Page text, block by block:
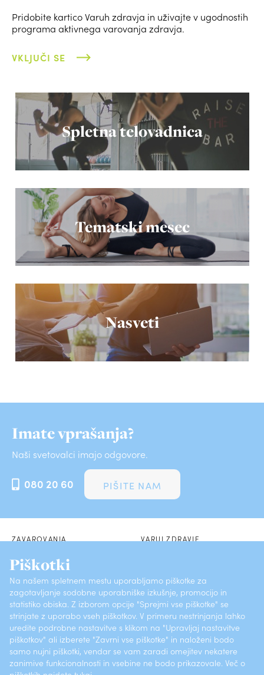
Piškotki
Na našem spletnem mestu uporabljamo piškotke za
zagotavljanje sodobne uporabniške izkušnje, promocijo in
statistiko obiska. Z izborom opcije "Sprejmi vse piškotke" se
strinjate z uporabo vseh piškotkov. V primeru nestrinjanja lahko
uredite podrobne nastavitve s klikom na "Upravljaj nastavitve
piškotkov" ali izberete "Zavrni vse piškotke" in naloženi bodo
samo nujni piškotki, vendar se vam zaradi omejitev nekatere
zanimive funkcionalnosti in vsebine ne bodo prikazovale. Več o
Pridobite kartico Varuh zdravja in uživajte v ugodnostih
programa aktivnega varovanja zdravja.
VKLJUČI SE
Spletna telovadnica
Tematski mesec
Nasveti
Imate vprašanja?
Naši svetovalci imajo odgovore.
080 20 60 PIŠITE NAM
ZAVAROVANJA VARUJ ZDRAVJE
POSLOVALNICE
O ZAVAROVALNICI KONTAKTI
PRIJAVI ŠKODO POGOSTA VPRAŠANJA
Vsebine (ISSN 1581-372X) Varstvo osebnih podatkov